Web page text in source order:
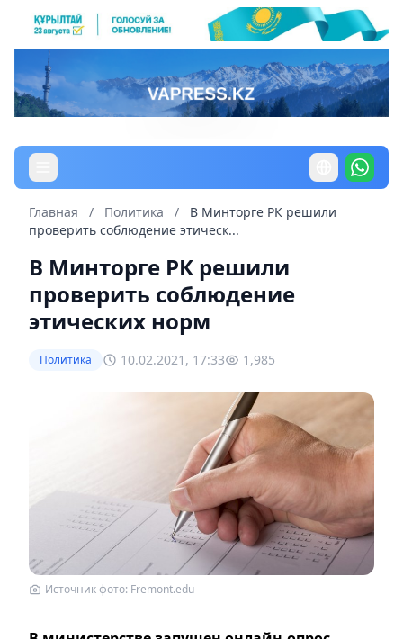
Главная / Политика /
В Минторге РК решили
проверить соблюдение этическ...
В Минторге РК решили
проверить соблюдение
этических норм
Политика 10.02.2021, 17:33 1,985
Источник фото: Fremont.edu